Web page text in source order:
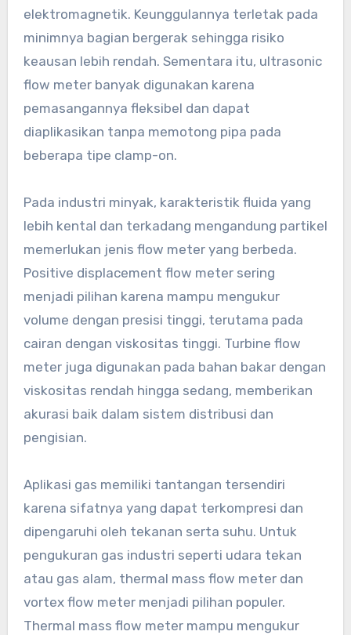
elektromagnetik. Keunggulannya terletak pada
minimnya bagian bergerak sehingga risiko
keausan lebih rendah. Sementara itu, ultrasonic
flow meter banyak digunakan karena
pemasangannya fleksibel dan dapat
diaplikasikan tanpa memotong pipa pada
beberapa tipe clamp-on.
Pada industri minyak, karakteristik fluida yang
lebih kental dan terkadang mengandung partikel
memerlukan jenis flow meter yang berbeda.
Positive displacement flow meter sering
menjadi pilihan karena mampu mengukur
volume dengan presisi tinggi, terutama pada
cairan dengan viskositas tinggi. Turbine flow
meter juga digunakan pada bahan bakar dengan
viskositas rendah hingga sedang, memberikan
akurasi baik dalam sistem distribusi dan
pengisian.
Aplikasi gas memiliki tantangan tersendiri
karena sifatnya yang dapat terkompresi dan
dipengaruhi oleh tekanan serta suhu. Untuk
pengukuran gas industri seperti udara tekan
atau gas alam, thermal mass flow meter dan
vortex flow meter menjadi pilihan populer.
Thermal mass flow meter mampu mengukur